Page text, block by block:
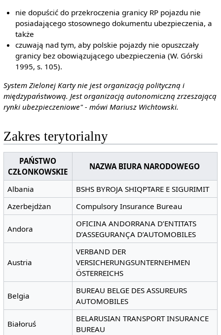
nie dopuścić do przekroczenia granicy RP pojazdu nie
posiadającego stosownego dokumentu ubezpieczenia, a
także
czuwają nad tym, aby polskie pojazdy nie opuszczały
granicy bez obowiązującego ubezpieczenia (W. Górski
1995, s. 105).
System Zielonej Karty nie jest organizacją polityczną i
międzypaństwową. Jest organizacją autonomiczną zrzeszającą
rynki ubezpieczeniowe" - mówi Mariusz Wichtowski.
Zakres terytorialny
PAŃSTWO
CZŁONKOWSKIE
NAZWA BIURA NARODOWEGO
Albania
BSHS BYROJA SHIQPTARE E SIGURIMIT
Azerbejdżan
Compulsory Insurance Bureau
Andora
OFICINA ANDORRANA D’ENTITATS
D’ASSEGURANÇA D’AUTOMOBILES
Austria
VERBAND DER
VERSICHERUNGSUNTERNEHMEN
ÖSTERREICHS
Belgia
BUREAU BELGE DES ASSUREURS
AUTOMOBILES
Białoruś
BELARUSIAN TRANSPORT INSURANCE
BUREAU